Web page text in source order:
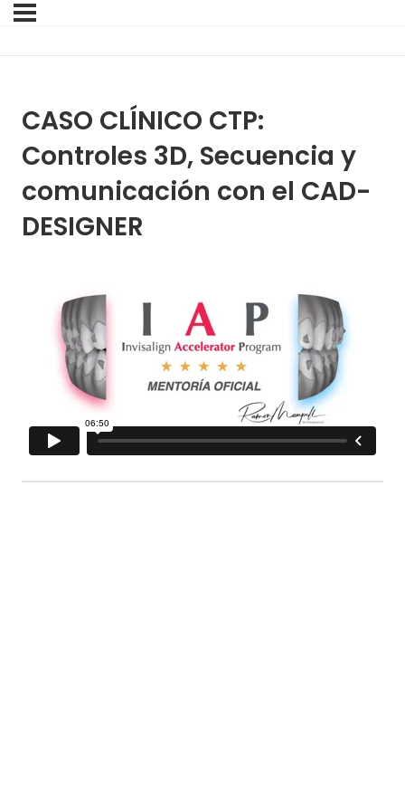
CASO CLÍNICO CTP:
Controles 3D, Secuencia y
comunicación con el CAD-
DESIGNER